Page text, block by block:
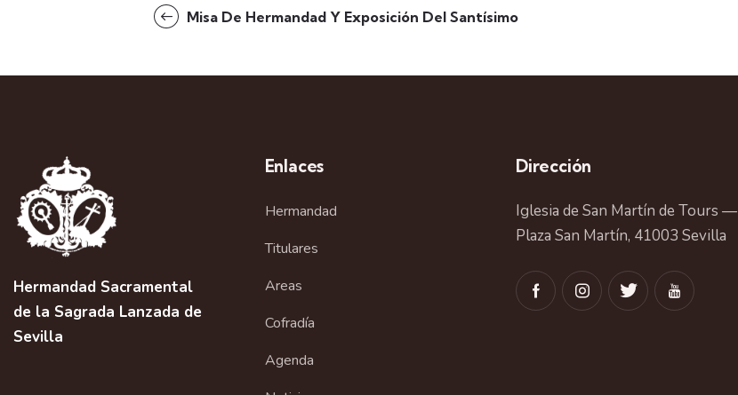
Misa De Hermandad Y Exposición Del Santísimo
Hermandad Sacramental
de la Sagrada Lanzada de
Sevilla
Enlaces
Hermandad
Titulares
Areas
Cofradía
Agenda
Dirección
Iglesia de San Martín de Tours —
Plaza San Martín, 41003 Sevilla